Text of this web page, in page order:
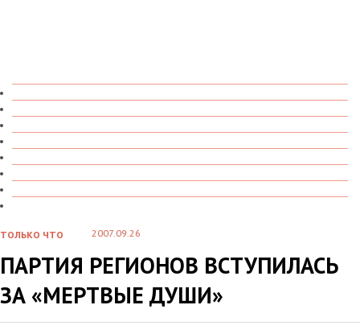
ТОЛЬКО ЧТО 2007.09.26
ПАРТИЯ РЕГИОНОВ ВСТУПИЛАСЬ
ЗА «МЕРТВЫЕ ДУШИ»